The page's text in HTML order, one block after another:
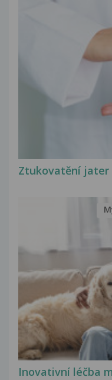
Ztukovatění jater
Inovativní léčba